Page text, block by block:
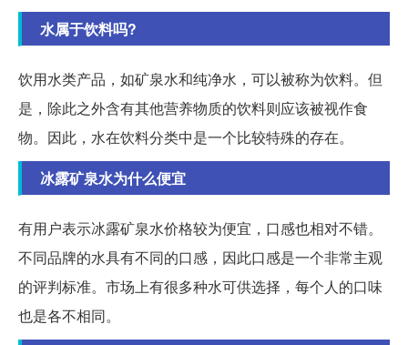
水属于饮料吗?
饮用水类产品，如矿泉水和纯净水，可以被称为饮料。但
是，除此之外含有其他营养物质的饮料则应该被视作食
物。因此，水在饮料分类中是一个比较特殊的存在。
冰露矿泉水为什么便宜
有用户表示冰露矿泉水价格较为便宜，口感也相对不错。
不同品牌的水具有不同的口感，因此口感是一个非常主观
的评判标准。市场上有很多种水可供选择，每个人的口味
也是各不相同。